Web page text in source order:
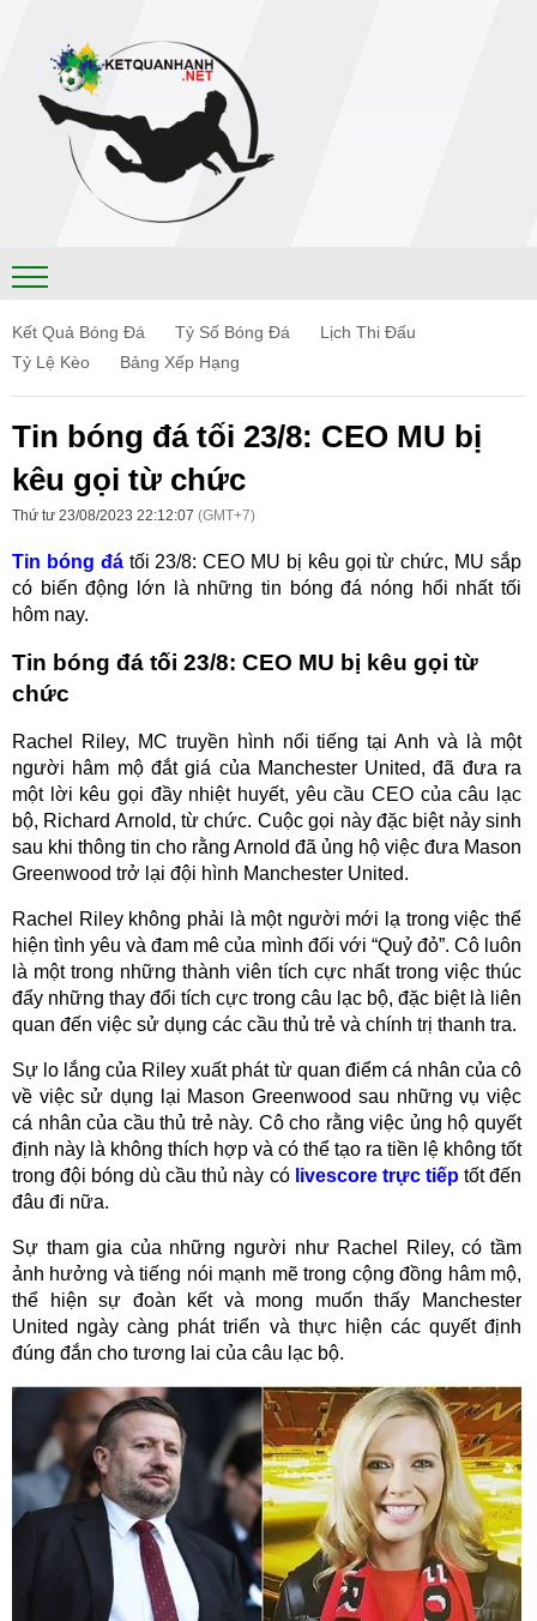
Kết Quả Bóng Đá Tỷ Số Bóng Đá
Lịch Thi Đấu
Tỷ Lệ Kèo
Bảng Xếp Hạng
Tin bóng đá tối 23/8: CEO MU bị
kêu gọi từ chức
Thứ tư 23/08/2023 22:12:07 (GMT+7)
Tin bóng đátối 23/8: CEO MU bị kêu gọi từ chức, MU sắp
có biến động lớn là những tin bóng đá nóng hổi nhất tối
hôm nay.
Tin bóng đá tối 23/8: CEO MU bị kêu gọi từ
chức
Rachel Riley, MC truyền hình nổi tiếng tại Anh và là một
người hâm mộ đắt giá của Manchester United, đã đưa ra
một lời kêu gọi đầy nhiệt huyết, yêu cầu CEO của câu lạc
bộ, Richard Arnold, từ chức. Cuộc gọi này đặc biệt nảy sinh
sau khi thông tin cho rằng Arnold đã ủng hộ việc đưa Mason
Greenwood trở lại đội hình Manchester United.
Rachel Riley không phải là một người mới lạ trong việc thể
hiện tình yêu và đam mê của mình đối với “Quỷ đỏ”. Cô luôn
là một trong những thành viên tích cực nhất trong việc thúc
đẩy những thay đổi tích cực trong câu lạc bộ, đặc biệt là liên
quan đến việc sử dụng các cầu thủ trẻ và chính trị thanh tra.
Sự lo lắng của Riley xuất phát từ quan điểm cá nhân của cô
về việc sử dụng lại Mason Greenwood sau những vụ việc
cá nhân của cầu thủ trẻ này. Cô cho rằng việc ủng hộ quyết
định này là không thích hợp và có thể tạo ra tiền lệ không tốt
trong đội bóng dù cầu thủ này có livescore trực tiếptốt đến
đâu đi nữa.
Sự tham gia của những người như Rachel Riley, có tầm
ảnh hưởng và tiếng nói mạnh mẽ trong cộng đồng hâm mộ,
thể hiện sự đoàn kết và mong muốn thấy Manchester
United ngày càng phát triển và thực hiện các quyết định
đúng đắn cho tương lai của câu lạc bộ.